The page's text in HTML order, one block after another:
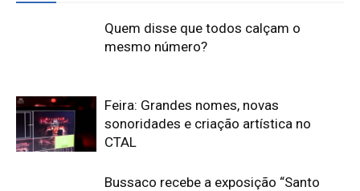
Quem disse que todos calçam o
mesmo número?
Feira: Grandes nomes, novas
sonoridades e criação artística no
CTAL
Bussaco recebe a exposição “Santo